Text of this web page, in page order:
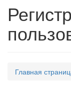
Главная